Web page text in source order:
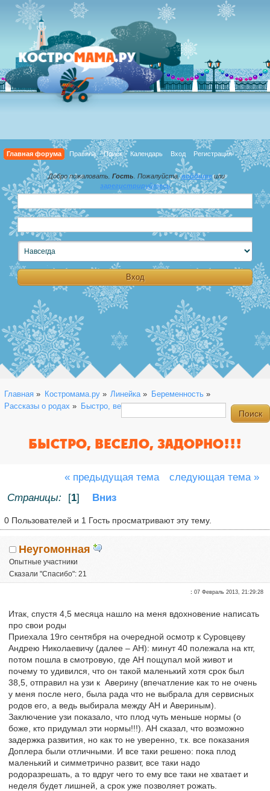
Главная форума Правила Поиск Календарь Вход Регистрация
Добро пожаловать, Гость . Пожалуйста,войдитеили
зарегистрируйтесь.
Главная » Костромама.ру» Линейка » Беременность»
Рассказы о родах » Быстро, весело, задорно!!!
БЫСТРО, ВЕСЕЛО, ЗАДОРНО!!!
« предыдущая тема
следующая тема »
Страницы:
[1] Вниз
0 Пользователей и 1 Гость просматривают эту тему.
Неугомонная
Опытные участники
Сказали "Спасибо": 21
:07 Февраль 2013, 21:29:28
Итак, спустя 4,5 месяца нашло на меня вдохновение написать
про свои роды
Приехала 19го сентября на очередной осмотр к Суровцеву
Андрею Николаевичу (далее – АН): минут 40 полежала на ктг,
потом пошла в смотровую, где АН пощупал мой живот и
почему то удивился, что он такой маленький хотя срок был
38,5, отправил на узи к Аверину (впечатление как то не очень
у меня после него, была рада что не выбрала для сервисных
родов его, а ведь выбирала между АН и Авериным).
Заключение узи показало, что плод чуть меньше нормы (о
боже, кто придумал эти нормы!!!). АН сказал, что возможно
задержка развития, но как то не уверенно, т.к. все показания
Доплера были отличными. И все таки решено: пока плод
маленький и симметрично развит, все таки надо
родоразрешать, а то вдруг чего то ему все таки не хватает и
неделя будет лишней, а срок уже позволяет рожать.